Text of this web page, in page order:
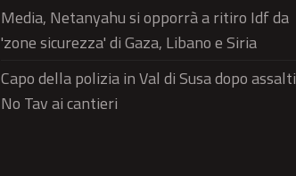
Media, Netanyahu si opporrà a ritiro Idf da
'zone sicurezza' di Gaza, Libano e Siria
Capo della polizia in Val di Susa dopo assalti
No Tav ai cantieri